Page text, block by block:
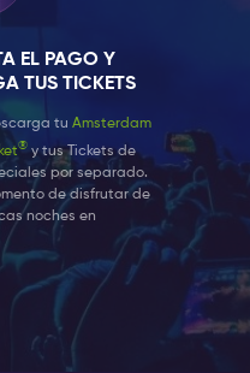
EL PAGO Y
TUS TICKETS
tuAmsterdam
®y tus Tickets de
por separado.
de disfrutar de
noches en